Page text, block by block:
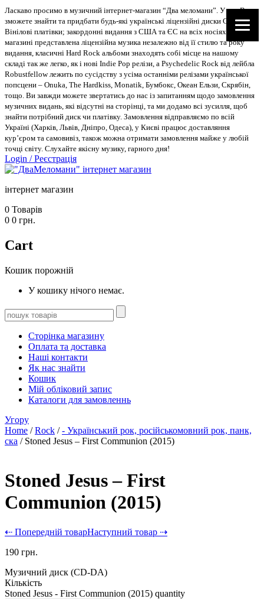
Ласкаво просимо в музичний інтернет-магазин “Два меломани”. У нас Ви
зможете знайти та придбати будь-які українські ліцензійні диски CD, DVD,
Вінілові платівки; закордонні видання з США та ЄС на всіх носіях. В
магазині представлена ліцензійна музика незалежно від її стилю та року
видання, класичні Hard Rock альбоми знаходять собі місце на нашому
складі так же легко, як і нові Indie Pop релізи, а Psychedelic Rock від лейбла
Robustfellow лежить по сусідству з усіма останніми релізами української
попсцени – Onuka, The Hardkiss, Monatik, Бумбокс, Океан Ельзи, Скрябін,
тощо. Ви завжди можете звертатись до нас із запитанням щодо замовлення
музичних видань, які відсутні на сторінці, та ми додамо всі зусилля, щоб
знайти потрібний диск чи платівку. Замовлення відправляємо по всій
Україні (Харків, Львів, Дніпро, Одеса), у Києві працює доставляння
кур’єром та самовивіз, також можна отримати замовлення майже у любій
точці світу. Слухайте якісну музику, гарного дня!
Login /Реєстрація
інтернет магазин
0 Товарів
0 0 грн.
Cart
Кошик порожній
У кошику нічого немає.
Сторінка магазину
Оплата та доставка
Наші контакти
Як нас знайти
Кошик
Мій обліковий запис
Каталоги для замовленнь
Угору
Home /Rock /- Український рок, російськомовний рок, панк,
ска / Stoned Jesus – First Communion (2015)
Stoned Jesus – First
Communion (2015)
⇠ Попередній товарНаступний товар ⇢
190 грн.
Музичний диск (CD-DA)
Кількість
Stoned Jesus - First Communion (2015) quantity